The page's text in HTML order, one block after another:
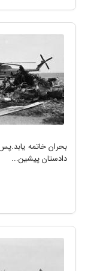
بحران خاتمه یابد.پس
دادستان پیشین...